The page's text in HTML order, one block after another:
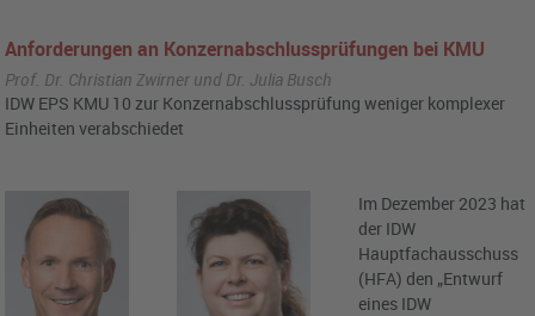
Anforderungen an Konzernabschlussprüfungen bei KMU
Prof. Dr. Christian Zwirner und Dr. Julia Busch
IDW EPS KMU 10 zur Konzernabschlussprüfung weniger komplexer
Einheiten verabschiedet
Im Dezember 2023 hat
der IDW
Hauptfachausschuss
(HFA) den „Entwurf
eines IDW